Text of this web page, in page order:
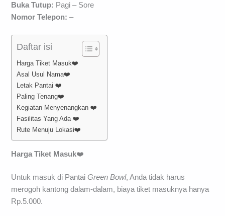
Buka Tutup: Pagi – Sore
Nomor Telepon: –
Daftar isi
Harga Tiket Masuk❤️
Asal Usul Nama❤️
Letak Pantai ❤️
Paling Tenang❤️
Kegiatan Menyenangkan ❤️
Fasilitas Yang Ada ❤️
Rute Menuju Lokasi❤️
Harga Tiket Masuk❤️
Untuk masuk di PantaiGreen Bowl, Anda tidak harus
merogoh kantong dalam-dalam, biaya tiket masuknya hanya
Rp.5.000.